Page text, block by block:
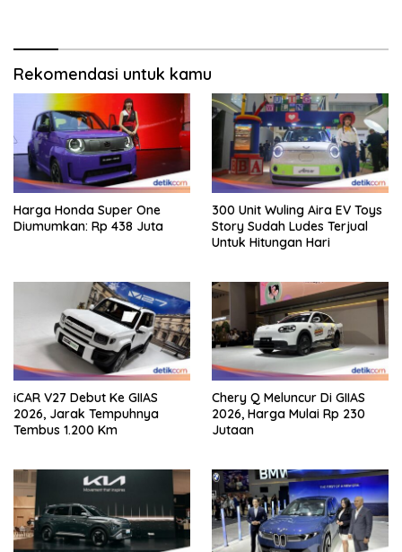
Rekomendasi untuk kamu
Harga Honda Super One
Diumumkan: Rp 438 Juta
300 Unit Wuling Aira EV Toys
Story Sudah Ludes Terjual
Untuk Hitungan Hari
iCAR V27 Debut Ke GIIAS
2026, Jarak Tempuhnya
Tembus 1.200 Km
Chery Q Meluncur Di GIIAS
2026, Harga Mulai Rp 230
Jutaan